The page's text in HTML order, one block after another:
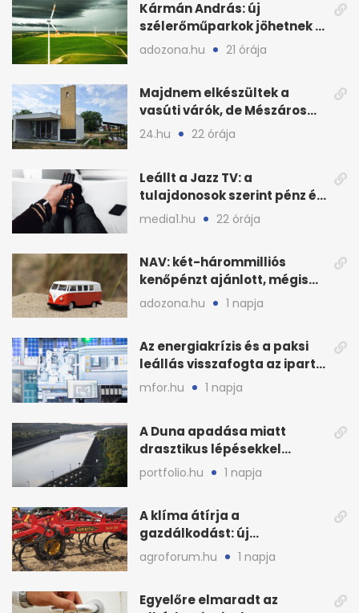
Kármán András: új
szélerőműparkok jöhetnek a
kormányülés döntése
adozona.hu 21 órája
Majdnem elkészültek a
vasúti várók, de Mészáros
bizalmasa leromboltatja
24.hu 22 órája
Leállt a Jazz TV: a
tulajdonosok szerint pénz és
szabályok döntöttek
media1.hu 22 órája
NAV: két-hárommilliós
kenőpénzt ajánlott, mégis
lefoglalták a hamis árut
adozona.hu 1 napja
Az energiakrízis és a paksi
leállás visszafogta az ipart,
nyáron kisebb a kár
mfor.hu 1 napja
A Duna apadása miatt
drasztikus lépésekkel
védenék a cernavodăi
atomerőművet
portfolio.hu 1 napja
A klíma átírja a
gazdálkodást: új
megoldásokat keres a
mezőgazdaság
agroforum.hu 1 napja
Egyelőre elmaradt az